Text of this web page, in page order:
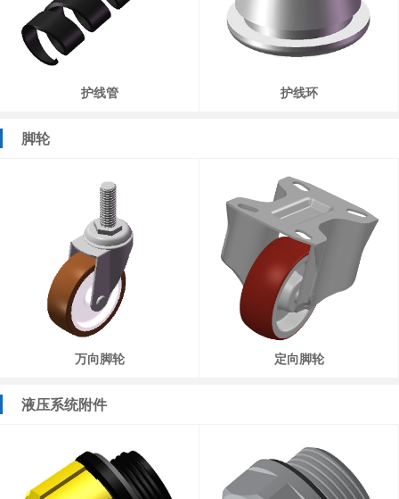
护线管 护线环
脚轮
万向脚轮 定向脚轮
液压系统附件